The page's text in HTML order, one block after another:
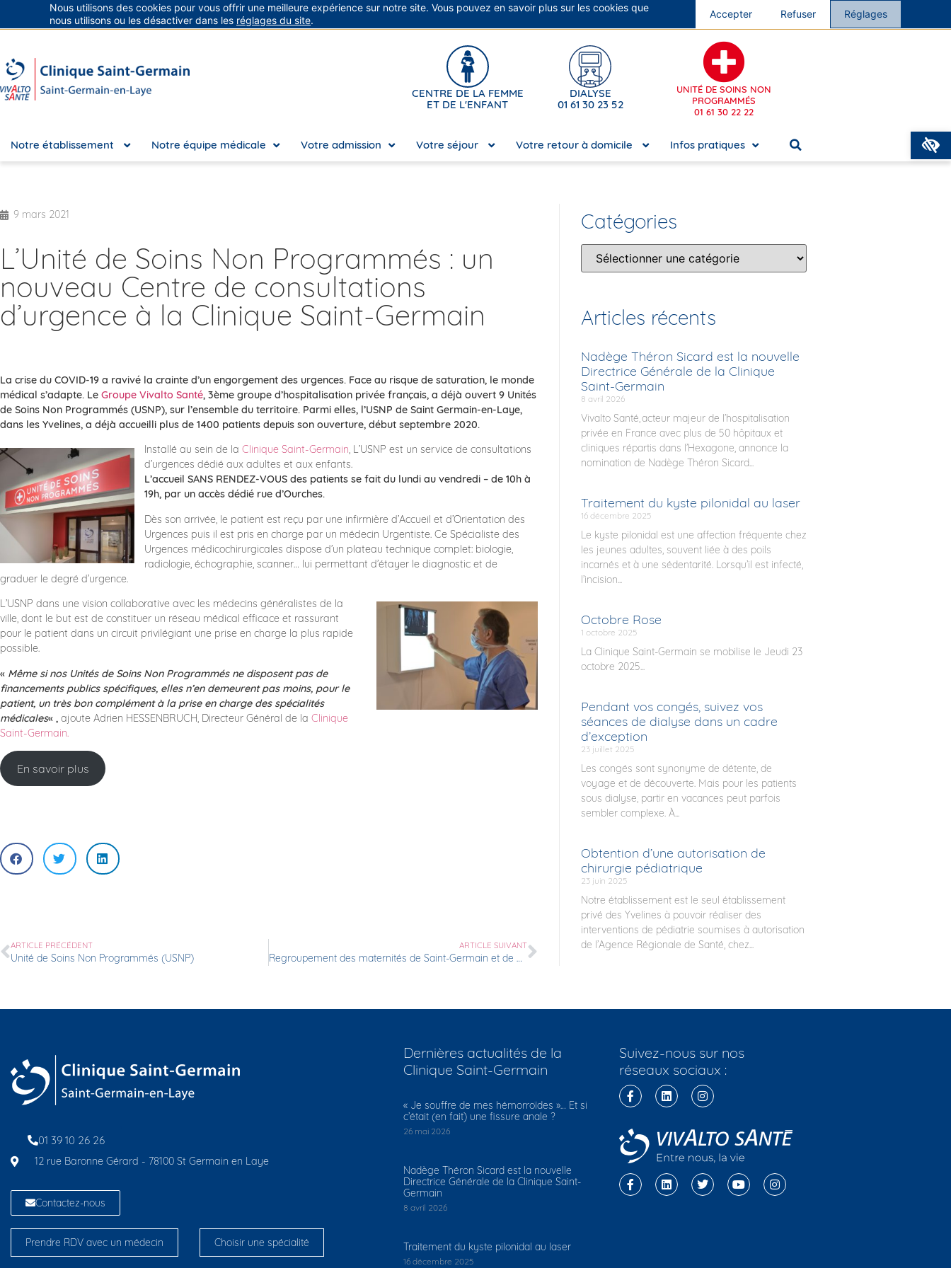
Groupe Vivalto Santé Entre nous, la vie Nos cliniques Nous rejoindre
CENTRE DE LA FEMME
ET DE L'ENFANT
DIALYSE
01 61 30 23 52
UNITÉ DE SOINS NON
PROGRAMMÉS
01 61 30 22 22
Notre établissement Notre équipe médicale Votre admission Votre séjour Votre retour à domicile Infos pratiques
9 mars 2021
L’Unité de Soins Non Programmés : un
nouveau Centre de consultations
d’urgence à la Clinique Saint-Germain
La crise du COVID-19 a ravivé la crainte d’un engorgement des urgences. Face au risque de saturation, le monde
médical s’adapte. Le Groupe Vivalto Santé, 3ème groupe d’hospitalisation privée français, a déjà ouvert 9 Unités
de Soins Non Programmés (USNP), sur l’ensemble du territoire. Parmi elles, l’USNP de Saint Germain-en-Laye,
dans les Yvelines, a déjà accueilli plus de 1400 patients depuis son ouverture, début septembre 2020.
Installé au sein de laClinique Saint-Germain, L’USNP est un service de consultations
d’urgences dédié aux adultes et aux enfants.
L’accueil SANS RENDEZ-VOUS des patients se fait du lundi au vendredi – de 10h à
19h, par un accès dédié rue d’Ourches.
Dès son arrivée, le patient est reçu par une infirmière d’Accueil et d’Orientation des
Urgences puis il est pris en charge par un médecin Urgentiste. Ce Spécialiste des
Urgences médicochirurgicales dispose d’un plateau technique complet: biologie,
radiologie, échographie, scanner… lui permettant d’étayer le diagnostic et de
graduer le degré d’urgence.
L’USNP dans une vision collaborative avec les médecins généralistes de la
ville, dont le but est de constituer un réseau médical efficace et rassurant
pour le patient dans un circuit privilégiant une prise en charge la plus rapide
possible.
« Même si nos Unités de Soins Non Programmés ne disposent pas de
financements publics spécifiques, elles n’en demeurent pas moins, pour le
patient, un très bon complément à la prise en charge des spécialités
médicales« , ajoute Adrien HESSENBRUCH, Directeur Général de la Clinique
Saint-Germain.
En savoir plus
ARTICLE PRÉCÉDENT
Unité de Soins Non Programmés (USNP)
ARTICLE SUIVANT
Regroupement des maternités de Saint-Germain et de Saint-Louis sur la Clinique Saint-Germain
Catégories
Articles récents
Nadège Théron Sicard est la nouvelle
Directrice Générale de la Clinique
Saint-Germain
8 avril 2026
Vivalto Santé, acteur majeur de l’hospitalisation
privée en France avec plus de 50 hôpitaux et
cliniques répartis dans l’Hexagone, annonce la
nomination de Nadège Théron Sicard...
Traitement du kyste pilonidal au laser
16 décembre 2025
Le kyste pilonidal est une affection fréquente chez
les jeunes adultes, souvent liée à des poils
incarnés et à une sédentarité. Lorsqu’il est infecté,
l’incision...
Octobre Rose
1 octobre 2025
La Clinique Saint-Germain se mobilise le Jeudi 23
octobre 2025...
Pendant vos congés, suivez vos
séances de dialyse dans un cadre
d’exception
23 juillet 2025
Les congés sont synonyme de détente, de
voyage et de découverte. Mais pour les patients
sous dialyse, partir en vacances peut parfois
sembler complexe. À...
Obtention d’une autorisation de
chirurgie pédiatrique
23 juin 2025
Notre établissement est le seul établissement
privé des Yvelines à pouvoir réaliser des
interventions de pédiatrie soumises à autorisation
de l’Agence Régionale de Santé, chez...
01 39 10 26 26
12 rue Baronne Gérard - 78100 St Germain en Laye
Contactez-nous
Prendre RDV avec un médecin Choisir une spécialité
Dernières actualités de la
Clinique Saint-Germain
​« Je souffre de mes hémorroïdes »… Et si
c’était (en fait) une fissure anale ?
26 mai 2026
Nadège Théron Sicard est la nouvelle
Directrice Générale de la Clinique Saint-
Germain
8 avril 2026
Traitement du kyste pilonidal au laser
16 décembre 2025
Suivez-nous sur nos
réseaux sociaux :
Nous utilisons des cookies pour vous offrir une meilleure expérience sur notre site. Vous pouvez en savoir plus sur les cookies que
nous utilisons ou les désactiver dans les réglages du site.
Accepter Refuser Réglages